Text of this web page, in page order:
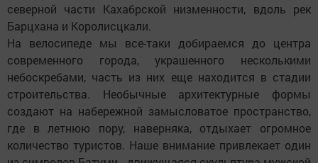
северной части Кахабрской низменности, вдоль рек
Барцхана и Королисцкали.
На велосипеде мы все-таки добираемся до центра
современного города, украшенного несколькими
небоскребами, часть из них еще находится в стадии
строительства. Необычные архитектурные формы
создают на набережной замысловатое пространство,
где в летнюю пору, наверняка, отдыхает огромное
количество туристов. Наше внимание привлекает один